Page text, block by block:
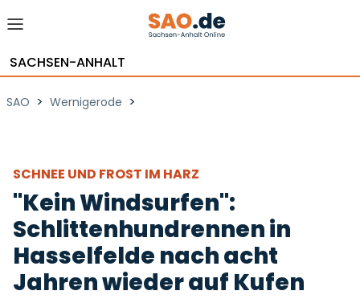
SACHSEN-ANHALT
SAO > Wernigerode >
SCHNEE UND FROST IM HARZ
"Kein Windsurfen":
Schlittenhundrennen in
Hasselfelde nach acht
Jahren wieder auf Kufen